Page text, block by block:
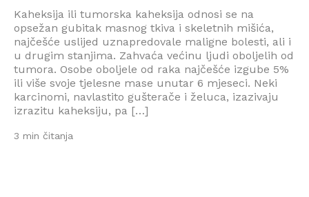
Kaheksija ili tumorska kaheksija odnosi se na
opsežan gubitak masnog tkiva i skeletnih mišića,
najčešće uslijed uznapredovale maligne bolesti, ali i
u drugim stanjima. Zahvaća većinu ljudi oboljelih od
tumora. Osobe oboljele od raka najčešće izgube 5%
ili više svoje tjelesne mase unutar 6 mjeseci. Neki
karcinomi, navlastito gušterače i želuca, izazivaju
izrazitu kaheksiju, pa […]
3 min čitanja